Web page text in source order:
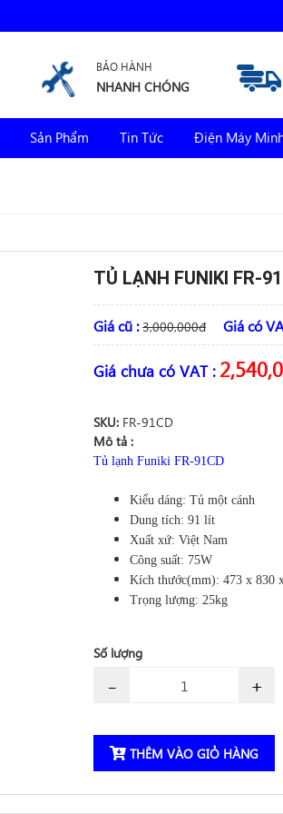
BẢO HÀNH
NHANH CHÓNG
Sản Phẩm Tin Tức Điện Máy
TỦ LẠNH FUNIKI FR-
Giá cũ : 3,000,000đ Giá có
Giá chưa có VAT :
SKU: FR-91CD
Mô tả :
Tủ lạnh Funiki FR-91CD
Kiểu dáng: Tủ một cánh
Dung tích: 91 lít
Xuất xứ: Việt Nam
Công suất: 75W
Kích thước(mm): 473 x 830
Trọng lượng: 25kg
Số lượng
- +
THÊM VÀO GIỎ HÀNG